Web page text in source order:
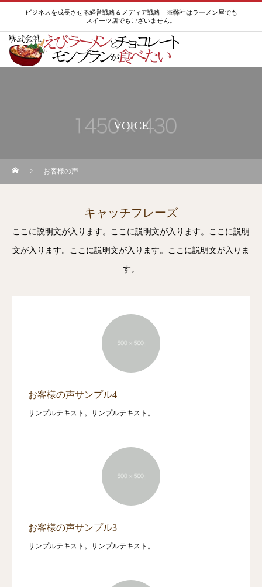
ビジネスを成長させる経営戦略＆メディア戦略 ※弊社はラーメン屋でも
スイーツ店でもございません。
VOICE
お客様の声
キャッチフレーズ
ここに説明文が入ります。ここに説明文が入ります。ここに説明
文が入ります。ここに説明文が入ります。ここに説明文が入りま
す。
お客様の声サンプル4
サンプルテキスト。サンプルテキスト。
お客様の声サンプル3
サンプルテキスト。サンプルテキスト。